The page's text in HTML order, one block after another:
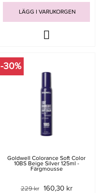
LÄGG I VARUKORGEN
-30%
Goldwell Colorance Soft Color
10BS Beige Silver 125ml -
Färgmousse
229 kr 160,30 kr